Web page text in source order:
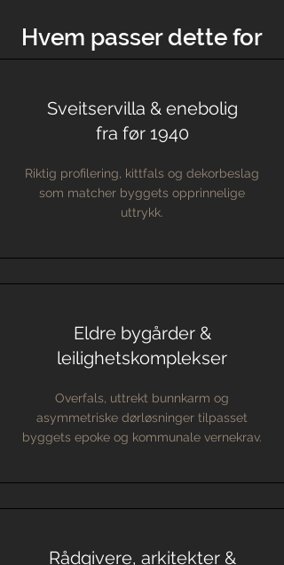
Hvem passer dette for
Sveitservilla & enebolig
fra før 1940
Riktig profilering, kittfals og dekorbeslag
som matcher byggets opprinnelige
uttrykk.
Eldre bygårder &
leilighetskomplekser
Overfals, uttrekt bunnkarm og
asymmetriske dørløsninger tilpasset
byggets epoke og kommunale vernekrav.
Rådgivere, arkitekter &